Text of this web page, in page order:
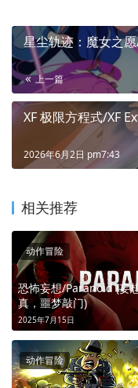
星尘轨迹：魔女之
上一篇
XF 极限方程式/XF
2026年6月2日 pm7:43
相关推荐
恐怖妄想/Paranoid (妄
真，噩梦敲门)
2025年7月15日
动作冒险
动作冒险